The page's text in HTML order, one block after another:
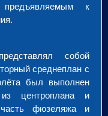
предъявляемым к
собой
среднеплан с
был выполнен
центроплана и
фюзеляжа и